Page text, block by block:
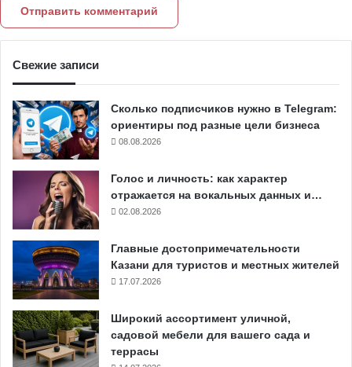
Свежие записи
Сколько подписчиков нужно в Telegram:
ориентиры под разные цели бизнеса
08.08.2026
Голос и личность: как характер
отражается на вокальных данных и…
02.08.2026
Главные достопримечательности
Казани для туристов и местных жителей
17.07.2026
Широкий ассортимент уличной,
садовой мебели для вашего сада и
террасы